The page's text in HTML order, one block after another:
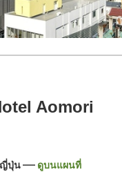
Aomori
ญี่ปุ่น ดูบนแผนที่